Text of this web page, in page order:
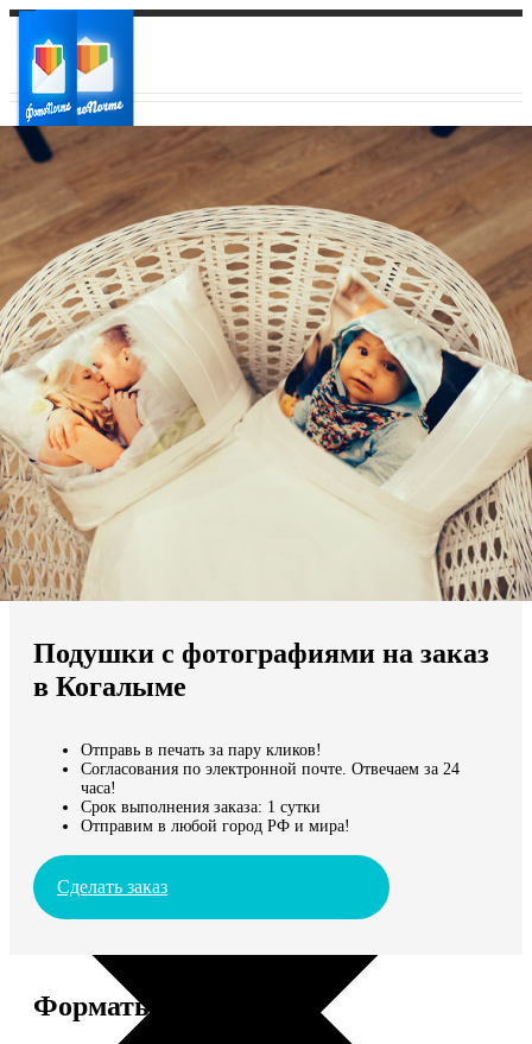
Ваш город:
Ваш регион доставки
Выберите из списка:
Мы доставляем по всему миру
Продолжить без города
Подушки с фотографиями на заказ
в Когалыме
Отправь в печать за пару кликов!
Согласования по электронной почте. Отвечаем за 24
часа!
Срок выполнения заказа: 1 сутки
Отправим в любой город РФ и мира!
Сделать заказ
Форматы и цены